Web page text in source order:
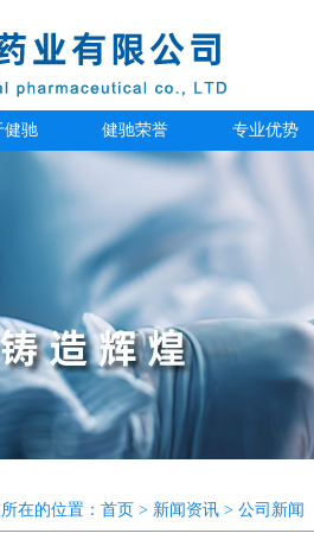
健驰 健驰荣誉 专业优势
在的位置： 首页 > 新闻资讯 > 公司新闻